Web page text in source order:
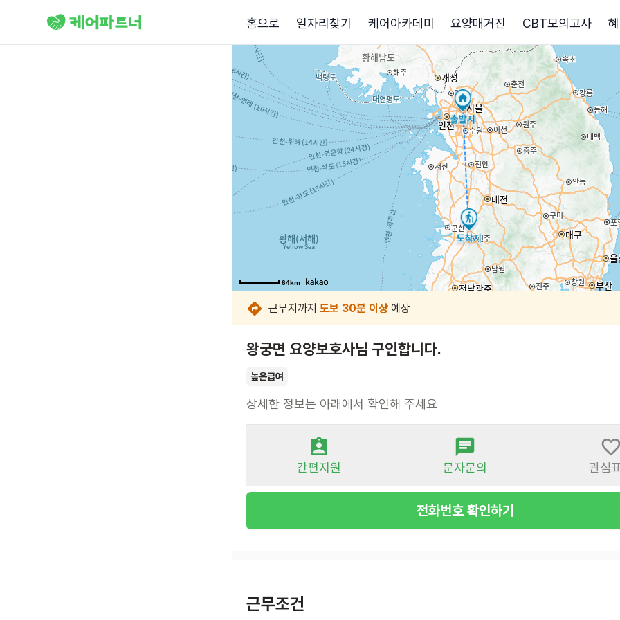
홈으로 일자리찾기 케어아카데미 요양매거진 CBT모의고사
64km
64km
64km
64km
64km
64km
근무지까지 도보 30분 이상 예상
왕궁면 요양보호사님 구인합니다.
높은급여
상세한 정보는 아래에서 확인해 주세요
간편지원 문자문의 관심
전화번호 확인하기
근무조건